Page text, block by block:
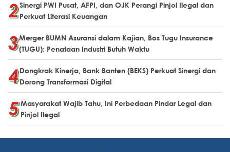
Sinergi PWI Pusat, AFPI, dan OJK Perangi Pinjol Ilegal dan
Perkuat Literasi Keuangan
Merger BUMN Asuransi dalam Kajian, Bos Tugu Insurance
(TUGU): Penataan Industri Butuh Waktu
Dongkrak Kinerja, Bank Banten (BEKS) Perkuat Sinergi dan
Dorong Transformasi Digital
Masyarakat Wajib Tahu, Ini Perbedaan Pindar Legal dan
Pinjol Ilegal